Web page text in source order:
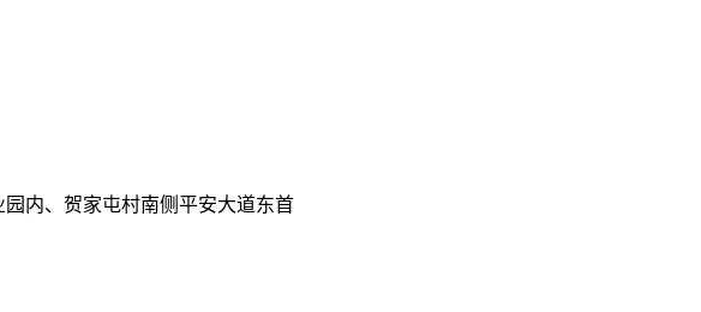
内、贺家屯村南侧平安大道东首